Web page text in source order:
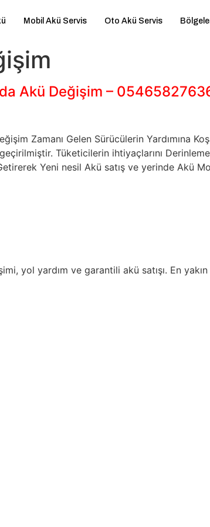
Mobil Akü Servis Oto Akü Servis
Akü Değişim –
Zamanı Gelen Sürücülerin Yardımına
Tüketicilerin ihtiyaçlarını
Yeni nesil Akü satış ve yerinde Akü
yol yardım ve garantili akü satışı. En